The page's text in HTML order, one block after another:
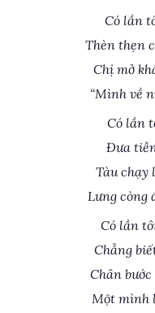
Có lần
Thèn thẹn
Chị mở
“Mình về
Có lần
Đưa
Tàu chạy
Lưng còng
Có lần
Chẳng
Chân
Một mình